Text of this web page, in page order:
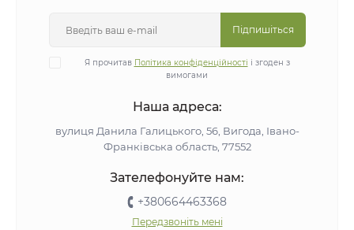
Підпишіться
Я прочитав Політика конфіденційності і згоден з
вимогами
Наша адреса:
вулиця Данила Галицького, 56, Вигода, Івано-
Франківська область, 77552
Зателефонуйте нам:
+380664463368
Передзвоніть мені